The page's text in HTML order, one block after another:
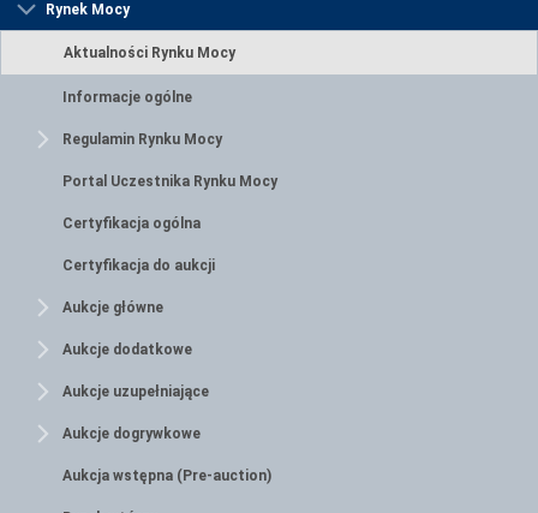
Rynek Mocy
Aktualności Rynku Mocy
Informacje ogólne
Regulamin Rynku Mocy
Portal Uczestnika Rynku Mocy
Certyfikacja ogólna
Certyfikacja do aukcji
Aukcje główne
Aukcje dodatkowe
Aukcje uzupełniające
Aukcje dogrywkowe
Aukcja wstępna (Pre-auction)